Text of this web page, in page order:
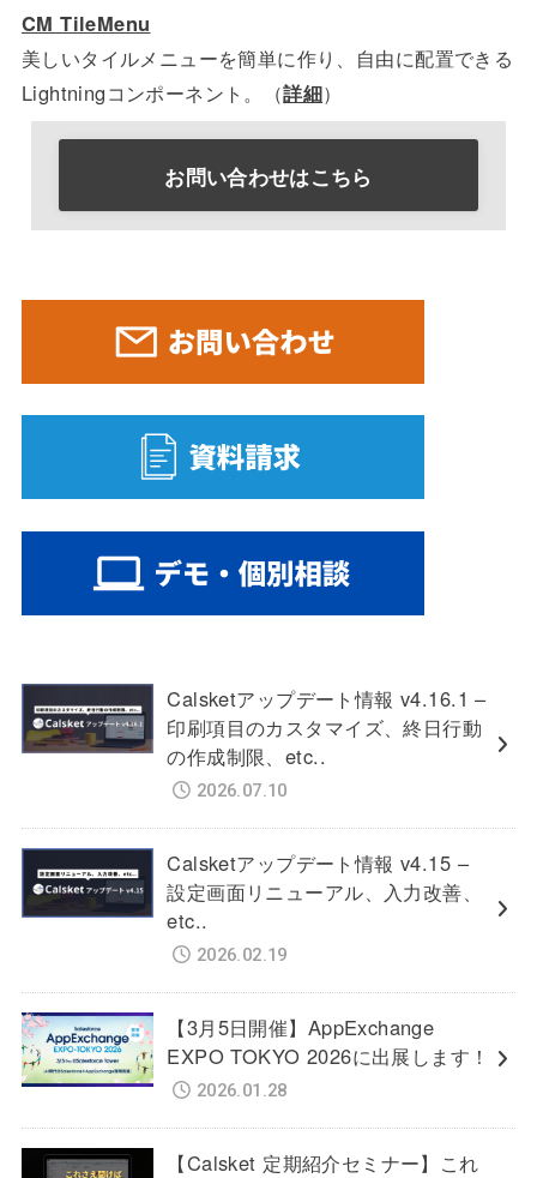
CM TileMenu
美しいタイルメニューを簡単に作り、自由に配置できる
Lightningコンポーネント。（詳細）
お問い合わせはこちら
Calsketアップデート情報 v4.16.1 –
印刷項目のカスタマイズ、終日行動
の作成制限、etc..
2026.07.10
Calsketアップデート情報 v4.15 –
設定画面リニューアル、入力改善、
etc..
2026.02.19
【3月5日開催】AppExchange
EXPO TOKYO 2026に出展します！
2026.01.28
【Calsket 定期紹介セミナー】これ